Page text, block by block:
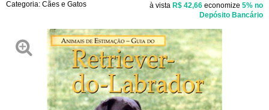
Categoria: Cães e Gatos à vista R$ 42,66 economize 5% no
Depósito Bancário